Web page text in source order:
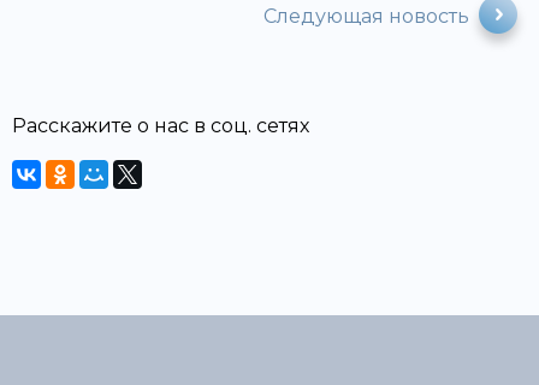
Следующая новость
Расскажите о нас в соц. сетях